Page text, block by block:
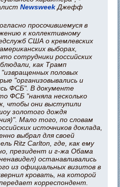
Newsweek Джефф
просочившемуся в
к коллективному
США о кремлевских
выборах,
сотрудники российских
как Трамп
"извращенных половых
"организовывались и
ФСБ". В документе
ФСБ "наняла несколько
чтобы они выступили
золотого дождя
Мало того, по словам
источников доклада,
выбрал для своей
Ritz Carlton, где, как ему
президент и г-жа Обама
останавливались
из официальных визитов в
кровать, на которой
корреспондент.